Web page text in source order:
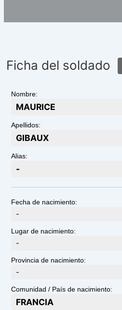
Ficha del soldado
Nombre:
MAURICE
Apellidos:
GIBAUX
Alias:
-
Fecha de nacimiento:
-
Lugar de nacimiento:
-
Provincia de nacimiento:
-
Comunidad / País de nacimiento:
FRANCIA